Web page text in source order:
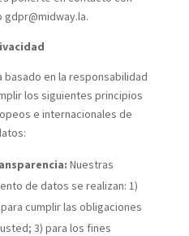
en la responsabilidad
los siguientes principios
e internacionales de
Nuestras
de datos se realizan: 1)
cumplir las obligaciones
3) para los fines